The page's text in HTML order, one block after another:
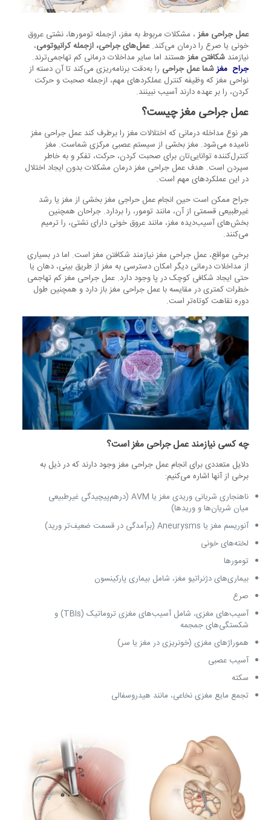
عمل جراحی مغز، مشکلات مربوط به مغز، ازجمله تومورها، نشتی عروق
خونی یا صرع را درمان می‌کند. عمل‌های جراحی، ازجمله کرانیوتومی،
نیازمند شکافتن مغزهستند اما سایر مداخلات درمانی کم تهاجمی‌ترند.
جراح مغزشما عمل جراحی را به‌دقت برنامه‌ریزی می‌کند تا آن دسته از
نواحی مغز که وظیفه کنترل عملکردهای مهم، ازجمله صحبت و حرکت
کردن، را بر عهده ‌دارند آسیب نبینند.
عمل جراحی مغز چیست؟
هر نوع مداخله درمانی که اختلالات مغز را برطرف کند عمل جراحی مغز
نامیده می‌شود. مغز بخشی از سیستم عصبی مرکزی شماست. مغز
کنترل‌کننده توانایی‌تان برای صحبت کردن، حرکت، تفکر و به ‌خاطر
سپردن است. هدف عمل‌ جراحی مغز درمان مشکلات بدون ایجاد اختلال
در این عملکردهای مهم است.
جراح ممکن است حین انجام عمل حراجی مغز بخشی از مغز یا رشد
غیرطبیعی قسمتی از آن، مانند تومور، را بردارد. جراحان همچنین
بخش‌های آسیب‌دیده مغز، مانند عروق خونی دارای نشتی، را ترمیم
می‌کنند.
برخی مواقع، عمل‌ جراحی مغز نیازمند شکافتن مغز است. اما در بسیاری
از مداخلات درمانی دیگر امکان دسترسی به مغز از طریق بینی، دهان یا
حتی ایجاد شکافی کوچک در پا وجود دارد. عمل جراحی مغز کم تهاجمی
خطرات کمتری در مقایسه با عمل جراحی مغز باز دارد و همچنین طول
دوره نقاهت کوتاه‌تر است.
چه کسی نیازمند عمل جراحی مغز است؟
دلایل متعددی برای انجام عمل جراحی مغز وجود دارند که در ذیل به
برخی از آنها اشاره می‌کنیم:
ناهنجاری شریانی وریدی مغز یا AVM (درهم‌پیچیدگی غیرطبیعی
میان شریان‌ها و وریدها)
آنوریسم مغز یا Aneurysms (برآمدگی در قسمت ضعیف‌تر ورید)
لخته‌های خونی
تومورها
بیماری‌های دژنراتیو مغز، شامل بیماری پارکینسون
صرع
آسیب‌های مغزی، شامل آسیب‌های مغزی تروماتیک (TBIs) و
شکستگی‌های جمجمه
هموراژهای مغزی (خونریزی در مغز یا سر)
آسیب عصبی
سکته
تجمع مایع مغزی نخاعی، مانند هیدروسفالی